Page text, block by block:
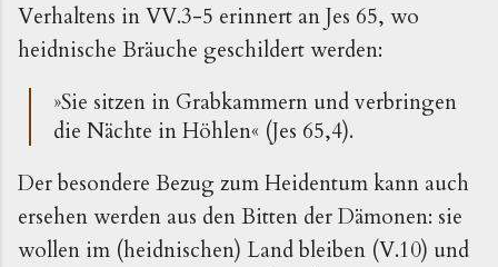
Verhaltens in VV.3-5 erinnert an Jes 65, wo
heidnische Bräuche geschildert werden:
»Sie sitzen in Grabkammern und verbringen
die Nächte in Höhlen« (Jes 65,4).
Der besondere Bezug zum Heidentum kann auch
ersehen werden aus den Bitten der Dämonen: sie
wollen im (heidnischen) Land bleiben (V.10) und